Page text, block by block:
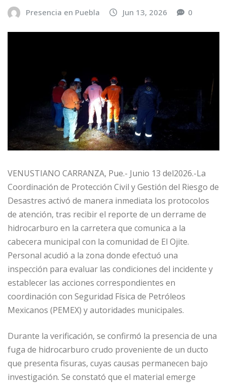
Presencia en Puebla Jun 13, 2026 0
VENUSTIANO CARRANZA, Pue.- Junio 13 del2026.-La
Coordinación de Protección Civil y Gestión del Riesgo de
Desastres activó de manera inmediata los protocolos
de atención, tras recibir el reporte de un derrame de
hidrocarburo en la carretera que comunica a la
cabecera municipal con la comunidad de El Ojite.
Personal acudió a la zona donde efectuó una
inspección para evaluar las condiciones del incidente y
establecer las acciones correspondientes en
coordinación con Seguridad Física de Petróleos
Mexicanos (PEMEX) y autoridades municipales.
Durante la verificación, se confirmó la presencia de una
fuga de hidrocarburo crudo proveniente de un ducto
que presenta fisuras, cuyas causas permanecen bajo
investigación. Se constató que el material emerge